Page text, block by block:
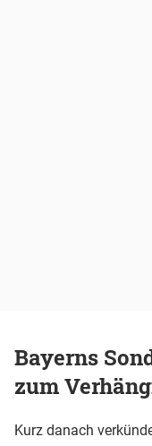
Bayerns
zum
Kurz danach